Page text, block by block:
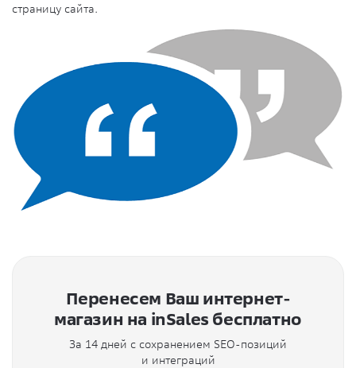
страницу сайта.
Перенесем Ваш интернет-
магазин на inSales бесплатно
За 14 дней с сохранением SEO-позиций
и интеграций